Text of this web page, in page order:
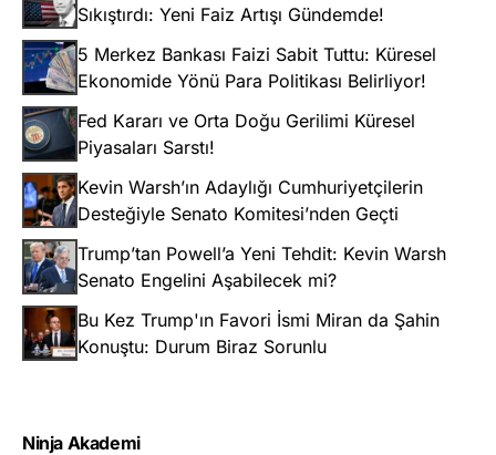
Sıkıştırdı: Yeni Faiz Artışı Gündemde!
5 Merkez Bankası Faizi Sabit Tuttu: Küresel
Ekonomide Yönü Para Politikası Belirliyor!
Fed Kararı ve Orta Doğu Gerilimi Küresel
Piyasaları Sarstı!
Kevin Warsh’ın Adaylığı Cumhuriyetçilerin
Desteğiyle Senato Komitesi’nden Geçti
Trump’tan Powell’a Yeni Tehdit: Kevin Warsh
Senato Engelini Aşabilecek mi?
Bu Kez Trump'ın Favori İsmi Miran da Şahin
Konuştu: Durum Biraz Sorunlu
Ninja Akademi